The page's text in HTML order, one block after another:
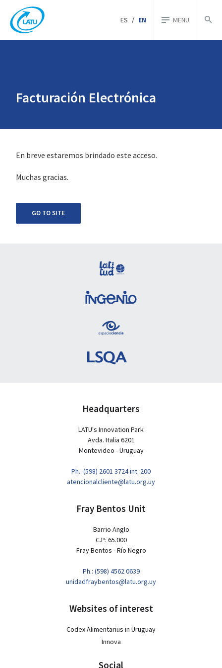
ES / EN MENU
Facturación Electrónica
En breve estaremos brindado este acceso.
Muchas gracias.
GO TO SITE
Headquarters
LATU's Innovation Park
Avda. Italia 6201
Montevideo - Uruguay
Ph.: (598) 2601 3724 int. 200
atencionalcliente@latu.org.uy
Fray Bentos Unit
Barrio Anglo
C.P: 65.000
Fray Bentos - Río Negro
Ph.: (598) 4562 0639
unidadfraybentos@latu.org.uy
Websites of interest
Codex Alimentarius in Uruguay
Innova
Social